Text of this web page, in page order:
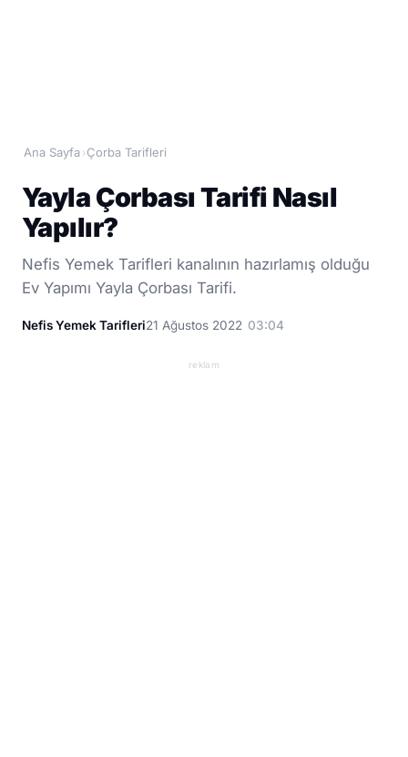
Ana Sayfa ›Çorba Tarifleri
Yayla Çorbası Tarifi Nasıl
Yapılır?
Nefis Yemek Tarifleri kanalının hazırlamış olduğu
Ev Yapımı Yayla Çorbası Tarifi.
Nefis Yemek Tarifleri21 Ağustos 2022 03:04
reklam